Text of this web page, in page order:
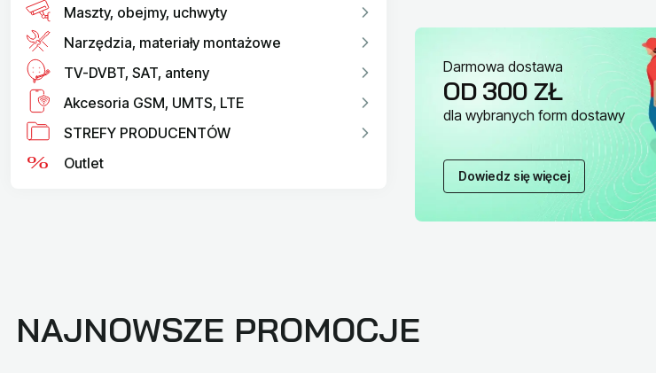
Maszty, obejmy, uchwyty
Narzędzia, materiały montażowe
TV-DVBT, SAT, anteny
Akcesoria GSM, UMTS, LTE
STREFY PRODUCENTÓW
Outlet
Darmowa dostawa
OD 300 ZŁ
dla wybranych form dostawy
Dowiedz się więcej
NAJNOWSZE PROMOCJE